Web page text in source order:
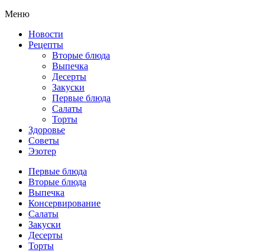
Меню
Новости
Рецепты
Вторые блюда
Выпечка
Десерты
Закуски
Первые блюда
Салаты
Торты
Здоровье
Советы
Эзотер
Первые блюда
Вторые блюда
Выпечка
Консервирование
Салаты
Закуски
Десерты
Торты